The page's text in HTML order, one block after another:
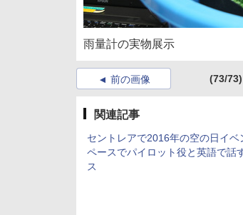
雨量計の実物展示
前の画像 (73/73)
関連記事
セントレアで2016年の空の日イベ
ペースでパイロット役と英語で話
ス